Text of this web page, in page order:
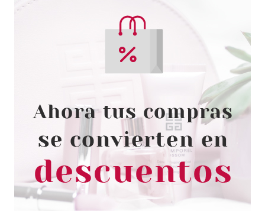
PRADA
PRADA INFUSION DE
GINGEMBRE EDP 100 ML VP
Pvr 150.00€
-46%
desde
81.20€